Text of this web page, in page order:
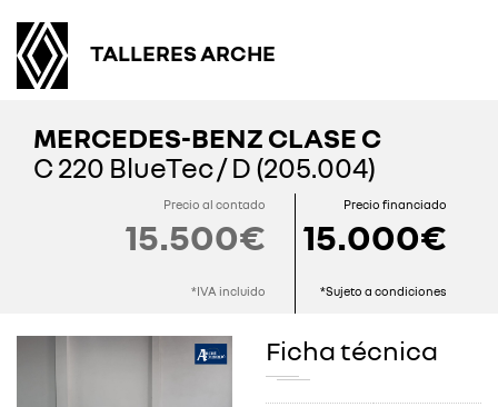
TALLERES ARCHE
MERCEDES-BENZ CLASE C
C 220 BlueTec / D (205.004)
Precio al contado
15.500€
*IVA incluido
Precio financiado
15.000€
*Sujeto a condiciones
Ficha técnica